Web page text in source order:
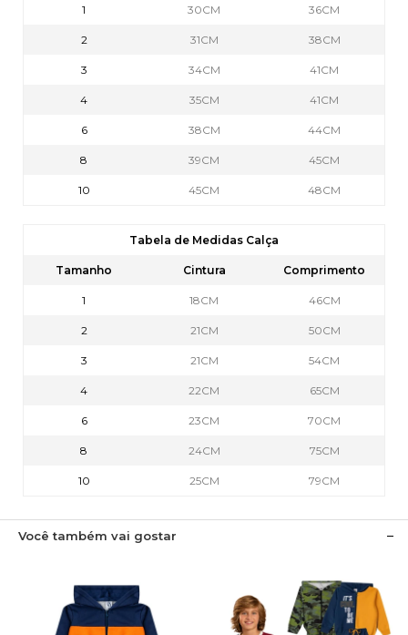
1 30CM 36CM
2 31CM 38CM
3 34CM 41CM
4 35CM 41CM
6 38CM 44CM
8 39CM 45CM
10 45CM 48CM
Tabela de Medidas Calça
Tamanho Cintura Comprimento
1 18CM 46CM
2 21CM 50CM
3 21CM 54CM
4 22CM 65CM
6 23CM 70CM
8 24CM 75CM
10 25CM 79CM
Você também vai gostar